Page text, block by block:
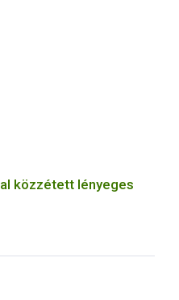
közzétett lényeges